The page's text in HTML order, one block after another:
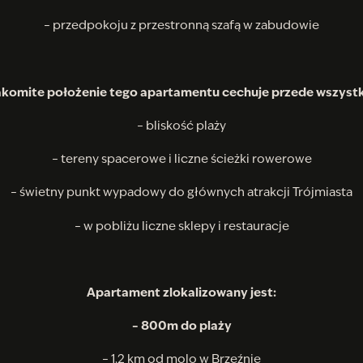
– przedpokoju z przestronną szafą w zabudowie
położenie tego apartamentu cechuje przede
– bliskość plaży
– tereny spacerowe i liczne ścieżki rowerowe
– świetny punkt wypadowy do głównych atrakcji Trójmiasta
– w pobliżu liczne sklepy i restauracje
Apartament zlokalizowany jest:
– 800m do plaży
– 1,2 km od molo w Brzeźnie